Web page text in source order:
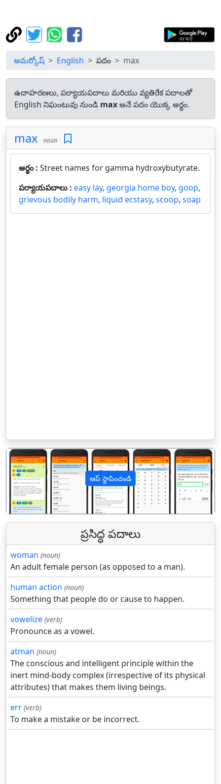
అమర్కోష్ English పదం max
ఉదాహరణలు, పర్యాయపదాలు మరియు వ్యతిరేక పదాలతో
English నిఘంటువు నుండి maxఅనే పదం యొక్క అర్థం.
max noun
అర్థం : Street names for gamma hydroxybutyrate.
పర్యాయపదాలు : easy lay, georgia home boy, goop,
grievous bodily harm, liquid ecstasy, scoop, soap
ఆప్ స్థాపించండి
पिछला
ప్రసిద్ధ పదాలు
woman (noun)
An adult female person (as opposed to a man).
human action (noun)
Something that people do or cause to happen.
vowelize (verb)
Pronounce as a vowel.
atman (noun)
The conscious and intelligent principle within the
inert mind-body complex (irrespective of its physical
attributes) that makes them living beings.
err (verb)
To make a mistake or be incorrect.